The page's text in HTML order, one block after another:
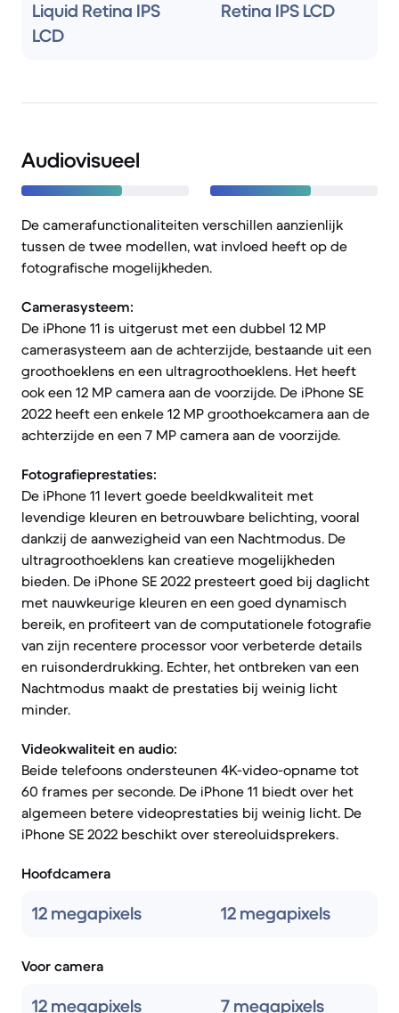
Liquid Retina IPS
LCD
Retina IPS LCD
Audiovisueel
De camerafunctionaliteiten verschillen aanzienlijk
tussen de twee modellen, wat invloed heeft op de
fotografische mogelijkheden.
Camerasysteem:
De iPhone 11 is uitgerust met een dubbel 12 MP
camerasysteem aan de achterzijde, bestaande uit een
groothoeklens en een ultragroothoeklens. Het heeft
ook een 12 MP camera aan de voorzijde. De iPhone SE
2022 heeft een enkele 12 MP groothoekcamera aan de
achterzijde en een 7 MP camera aan de voorzijde.
Fotografieprestaties:
De iPhone 11 levert goede beeldkwaliteit met
levendige kleuren en betrouwbare belichting, vooral
dankzij de aanwezigheid van een Nachtmodus. De
ultragroothoeklens kan creatieve mogelijkheden
bieden. De iPhone SE 2022 presteert goed bij daglicht
met nauwkeurige kleuren en een goed dynamisch
bereik, en profiteert van de computationele fotografie
van zijn recentere processor voor verbeterde details
en ruisonderdrukking. Echter, het ontbreken van een
Nachtmodus maakt de prestaties bij weinig licht
minder.
Videokwaliteit en audio:
Beide telefoons ondersteunen 4K-video-opname tot
60 frames per seconde. De iPhone 11 biedt over het
algemeen betere videoprestaties bij weinig licht. De
iPhone SE 2022 beschikt over stereoluidsprekers.
Hoofdcamera
12 megapixels 12 megapixels
Voor camera
12 megapixels 7 megapixels